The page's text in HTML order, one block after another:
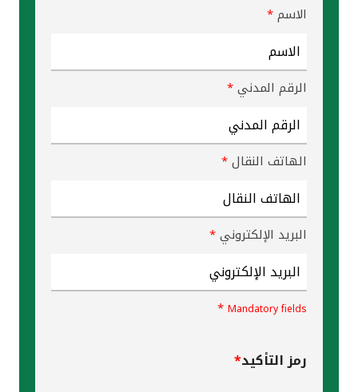
الاسم*
الرقم المدني*
الهاتف النقال*
البريد الإلكتروني*
Mandatory fields
*
رمز التأكيد*